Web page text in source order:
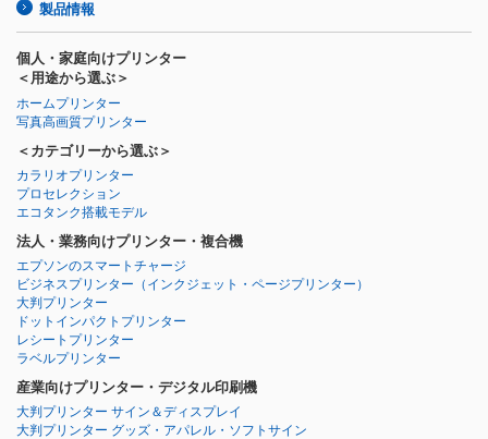
製品情報
個人・家庭向けプリンター
＜用途から選ぶ＞
ホームプリンター
写真高画質プリンター
＜カテゴリーから選ぶ＞
カラリオプリンター
プロセレクション
エコタンク搭載モデル
法人・業務向けプリンター・複合機
エプソンのスマートチャージ
ビジネスプリンター （インクジェット・ページプリンター）
大判プリンター
ドットインパクトプリンター
レシートプリンター
ラベルプリンター
産業向けプリンター・デジタル印刷機
大判プリンター サイン＆ディスプレイ
大判プリンター グッズ・アパレル・ソフトサイン